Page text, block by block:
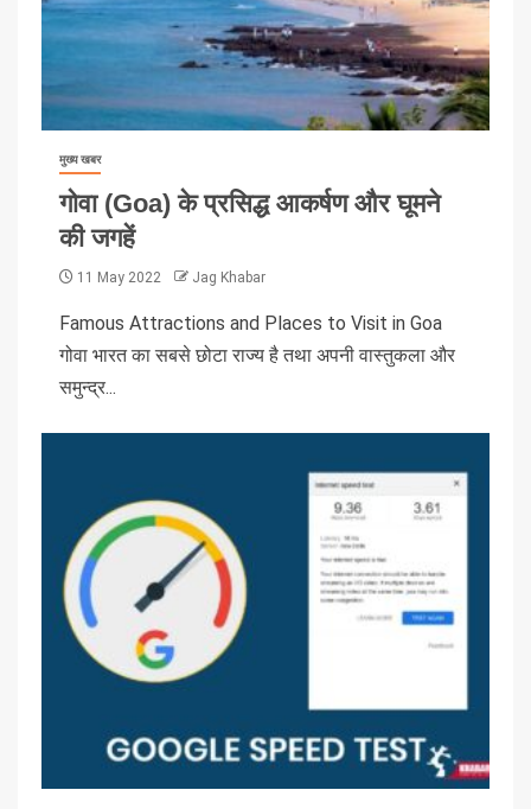
मुख्य खबर
गोवा (Goa) के प्रसिद्ध आकर्षण और घूमने
की जगहें
11 May 2022 Jag Khabar
Famous Attractions and Places to Visit in Goa
गोवा भारत का सबसे छोटा राज्य है तथा अपनी वास्तुकला और
समुन्द्र...